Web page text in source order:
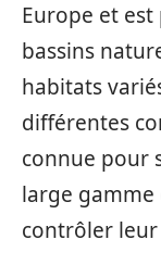
Europe et
bassins
habitats
différentes
connue pour
large gamme
contrôler